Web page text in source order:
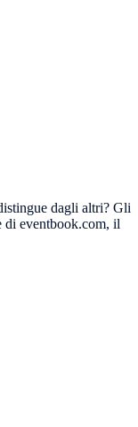
dagli altri? Gli
di eventbook.com, il